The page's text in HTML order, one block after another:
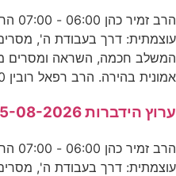
הרב
עוצמתית: דרך בעבודת ה', מסרים
המשלב חכמה, השראה ומסרים
אמונית בהירה. הרב רפאל רובין 07:00 -
ערוץ הידברות 05-08-2026
הרב
עוצמתית: דרך בעבודת ה', מסרים